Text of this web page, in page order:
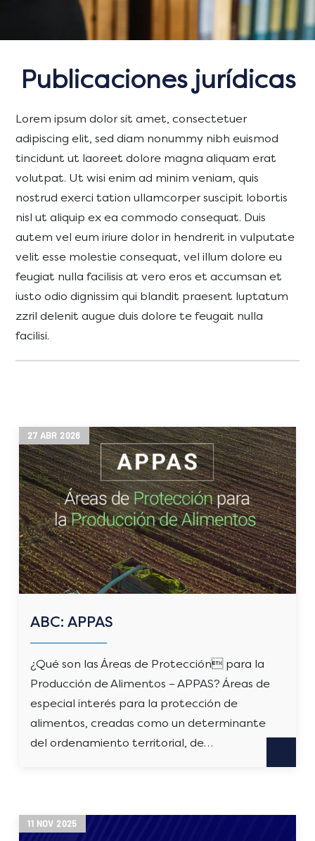
Publicaciones jurídicas
Lorem ipsum dolor sit amet, consectetuer
adipiscing elit, sed diam nonummy nibh euismod
tincidunt ut laoreet dolore magna aliquam erat
volutpat. Ut wisi enim ad minim veniam, quis
nostrud exerci tation ullamcorper suscipit lobortis
nisl ut aliquip ex ea commodo consequat. Duis
autem vel eum iriure dolor in hendrerit in vulputate
velit esse molestie consequat, vel illum dolore eu
feugiat nulla facilisis at vero eros et accumsan et
iusto odio dignissim qui blandit praesent luptatum
zzril delenit augue duis dolore te feugait nulla
facilisi.
ABC: APPAS
¿Qué son las Áreas de Protección para la
Producción de Alimentos – APPAS? Áreas de
especial interés para la protección de
alimentos, creadas como un determinante
del ordenamiento territorial, de…
27 ABR 2026
11 NOV 2025